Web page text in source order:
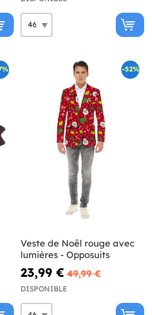
-52%
Veste de Noël rouge avec
lumières - Opposuits
23,99 € 49,99 €
DISPONIBLE